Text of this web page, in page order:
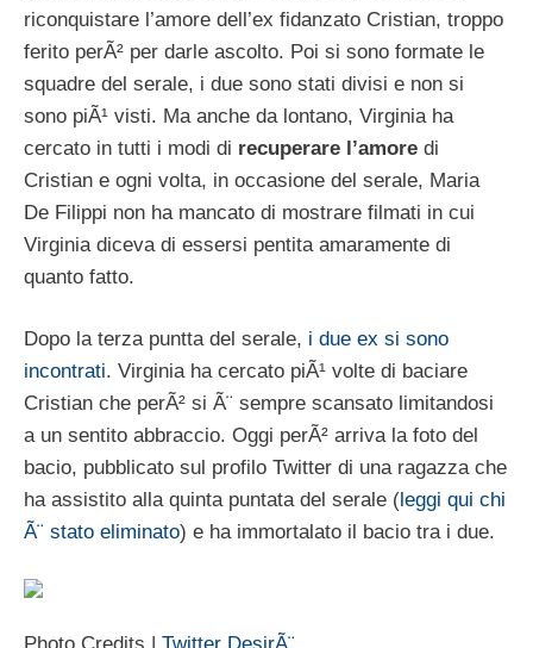
riconquistare l’amore dell’ex fidanzato Cristian, troppo
ferito perÃ² per darle ascolto. Poi si sono formate le
squadre del serale, i due sono stati divisi e non si
sono piÃ¹ visti. Ma anche da lontano, Virginia ha
cercato in tutti i modi di recuperare l’amore di
Cristian e ogni volta, in occasione del serale, Maria
De Filippi non ha mancato di mostrare filmati in cui
Virginia diceva di essersi pentita amaramente di
quanto fatto.
Dopo la terza puntta del serale, i due ex si sono
incontrati. Virginia ha cercato piÃ¹ volte di baciare
Cristian che perÃ² si Ã¨ sempre scansato limitandosi
a un sentito abbraccio. Oggi perÃ² arriva la foto del
bacio, pubblicato sul profilo Twitter di una ragazza che
ha assistito alla quinta puntata del serale (leggi qui chi
Ã¨ stato eliminato) e ha immortalato il bacio tra i due.